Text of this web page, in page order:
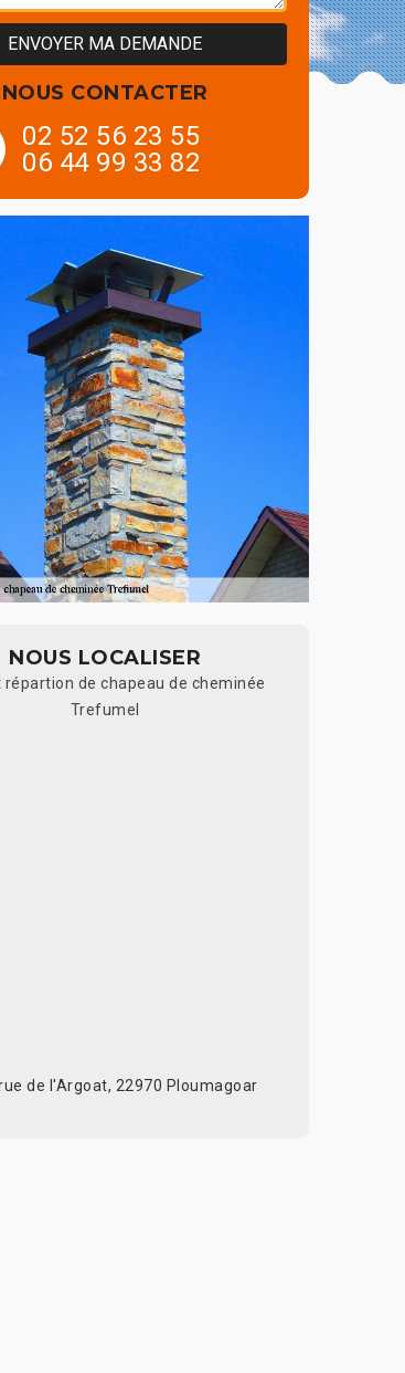
NOUS CONTACTER
02 52 56 23 55
06 44 99 33 82
NOUS LOCALISER
répartion de chapeau de cheminée
Trefumel
de l'Argoat, 22970 Ploumagoar